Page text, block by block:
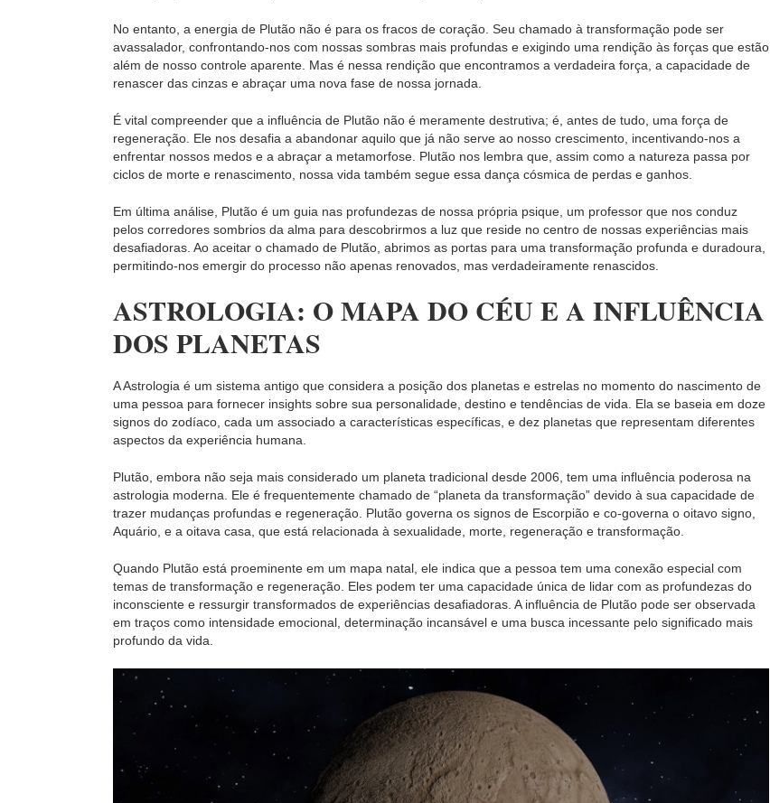
No entanto, a energia de Plutão não é para os fracos de coração. Seu chamado à transformação pode ser
avassalador, confrontando-nos com nossas sombras mais profundas e exigindo uma rendição às forças que estão
além de nosso controle aparente. Mas é nessa rendição que encontramos a verdadeira força, a capacidade de
renascer das cinzas e abraçar uma nova fase de nossa jornada.
É vital compreender que a influência de Plutão não é meramente destrutiva; é, antes de tudo, uma força de
regeneração. Ele nos desafia a abandonar aquilo que já não serve ao nosso crescimento, incentivando-nos a
enfrentar nossos medos e a abraçar a metamorfose. Plutão nos lembra que, assim como a natureza passa por
ciclos de morte e renascimento, nossa vida também segue essa dança cósmica de perdas e ganhos.
Em última análise, Plutão é um guia nas profundezas de nossa própria psique, um professor que nos conduz
pelos corredores sombrios da alma para descobrirmos a luz que reside no centro de nossas experiências mais
desafiadoras. Ao aceitar o chamado de Plutão, abrimos as portas para uma transformação profunda e duradoura,
permitindo-nos emergir do processo não apenas renovados, mas verdadeiramente renascidos.
ASTROLOGIA: O MAPA DO CÉU E A INFLUÊNCIA
DOS PLANETAS
A Astrologia é um sistema antigo que considera a posição dos planetas e estrelas no momento do nascimento de
uma pessoa para fornecer insights sobre sua personalidade, destino e tendências de vida. Ela se baseia em doze
signos do zodíaco, cada um associado a características específicas, e dez planetas que representam diferentes
aspectos da experiência humana.
Plutão, embora não seja mais considerado um planeta tradicional desde 2006, tem uma influência poderosa na
astrologia moderna. Ele é frequentemente chamado de “planeta da transformação” devido à sua capacidade de
trazer mudanças profundas e regeneração. Plutão governa os signos de Escorpião e co-governa o oitavo signo,
Aquário, e a oitava casa, que está relacionada à sexualidade, morte, regeneração e transformação.
Quando Plutão está proeminente em um mapa natal, ele indica que a pessoa tem uma conexão especial com
temas de transformação e regeneração. Eles podem ter uma capacidade única de lidar com as profundezas do
inconsciente e ressurgir transformados de experiências desafiadoras. A influência de Plutão pode ser observada
em traços como intensidade emocional, determinação incansável e uma busca incessante pelo significado mais
profundo da vida.